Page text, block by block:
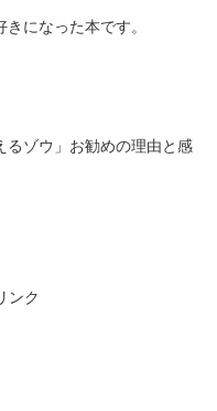
になった本です。
るゾウ」お勧めの理由と感
ンク